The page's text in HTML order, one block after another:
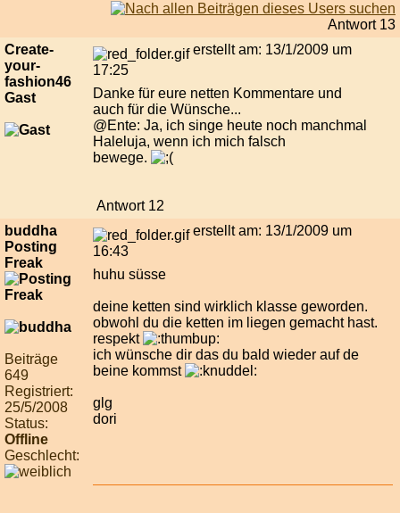
Antwort 13
Create-
your-
fashion46
Gast
erstellt am: 13/1/2009 um
17:25
Danke für eure netten Kommentare und
auch für die Wünsche...
@Ente: Ja, ich singe heute noch manchmal
Haleluja, wenn ich mich falsch
bewege.
Antwort 12
buddha
Posting
Freak
Beiträge
649
Registriert:
25/5/2008
Status:
Offline
Geschlecht:
erstellt am: 13/1/2009 um
16:43
huhu süsse
deine ketten sind wirklich klasse geworden.
obwohl du die ketten im liegen gemacht hast.
respekt
ich wünsche dir das du bald wieder auf de
beine kommst
glg
dori